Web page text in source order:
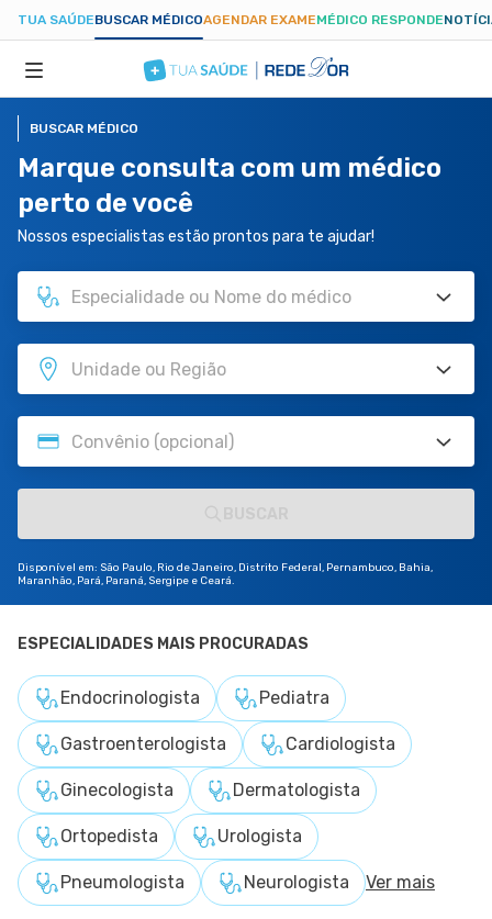
TUA SAÚDEBUSCAR MÉDICOAGENDAR EXAMEMÉDICO RESPONDE
ESPECIALIDADES
HOSPITAIS
TUASAUDE.COM
BUSCAR MÉDICO
Marque consulta com um médico
perto de você
Nossos especialistas estão prontos para te ajudar!
Disponível em: São Paulo, Rio de Janeiro, Distrito Federal, Pernambuco, Bahia,
Maranhão, Pará, Paraná, Sergipe e Ceará.
ESPECIALIDADES MAIS PROCURADAS
Endocrinologista Pediatra
Gastroenterologista Cardiologista
Ginecologista Dermatologista
Ortopedista Urologista
Pneumologista Neurologista Ver mais